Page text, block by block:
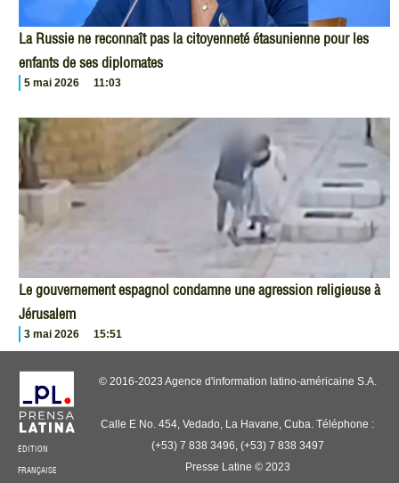
La Russie ne reconnaît pas la citoyenneté étasunienne pour les
enfants de ses diplomates
5 mai 2026 11:03
Le gouvernement espagnol condamne une agression religieuse à
Jérusalem
3 mai 2026 15:51
ÉDITION
FRANÇAISE
© 2016-2023 Agence d'information latino-américaine S.A.
Calle E No. 454, Vedado, La Havane, Cuba. Téléphone :
(+53) 7 838 3496, (+53) 7 838 3497
Presse Latine © 2023